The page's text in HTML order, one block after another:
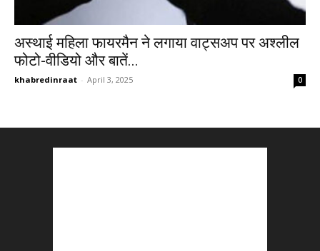
अस्थाई महिला फायरमैन ने लगाया वाट्सअप पर अश्लील
फोटो-वीडियो और बातें...
khabredinraat - April 3, 2025 0